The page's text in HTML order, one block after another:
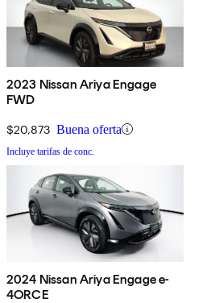
2023 Nissan Ariya Engage
FWD
$20,873 Buena oferta
Incluye tarifas de conc.
2024 Nissan Ariya Engage e-
4ORCE